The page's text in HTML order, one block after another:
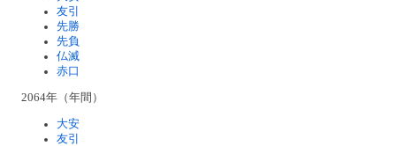
友引
先勝
先負
仏滅
赤口
2064年（年間）
大安
友引